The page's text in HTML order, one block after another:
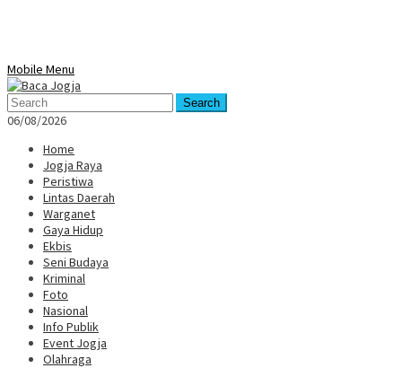
Mobile Menu
Search
06/08/2026
Home
Jogja Raya
Peristiwa
Lintas Daerah
Warganet
Gaya Hidup
Ekbis
Seni Budaya
Kriminal
Foto
Nasional
Info Publik
Event Jogja
Olahraga